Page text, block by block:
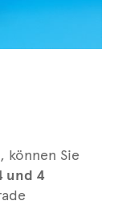
können Sie
und 4